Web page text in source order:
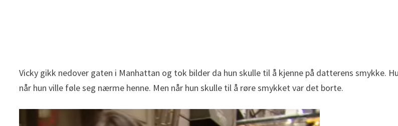
Vicky gikk nedover gaten i Manhattan og tok bilder da hun skulle til å kjenne på datterens smykke.
når hun ville føle seg nærme henne. Men når hun skulle til å røre smykket var det borte.